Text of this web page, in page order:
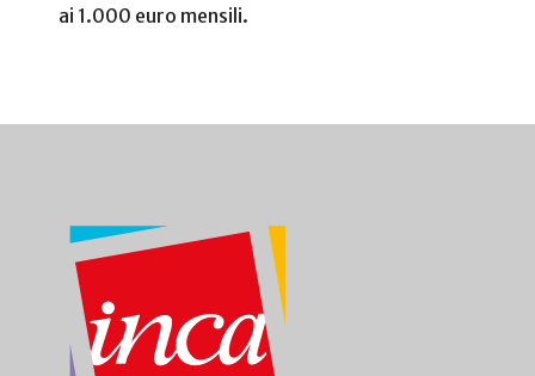
ai 1.000 euro mensili.